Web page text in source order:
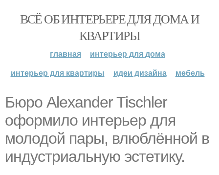
ВСЁ ОБ ИНТЕРЬЕРЕ ДЛЯ ДОМА И
КВАРТИРЫ
главная
интерьер для дома
интерьер для квартиры
идеи дизайна мебель
Бюро Alexander Tischler
оформило интерьер для
молодой пары, влюблённой в
индустриальную эстетику.